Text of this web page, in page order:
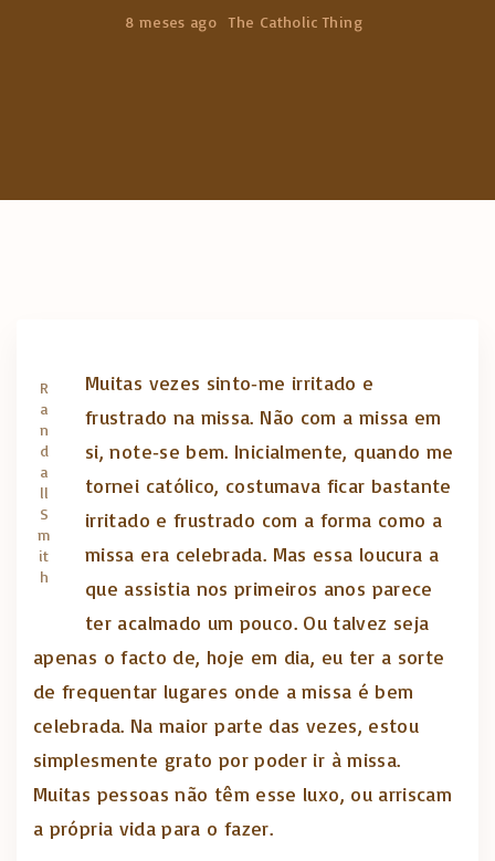
8 meses ago The Catholic Thing
R
a
n
d
a
ll
S
m
it
h
Muitas vezes sinto‑me irritado e
frustrado na missa. Não com a missa em
si, note‑se bem. Inicialmente, quando me
tornei católico, costumava ficar bastante
irritado e frustrado com a forma como a
missa era celebrada. Mas essa loucura a
que assistia nos primeiros anos parece
ter acalmado um pouco. Ou talvez seja
apenas o facto de, hoje em dia, eu ter a sorte
de frequentar lugares onde a missa é bem
celebrada. Na maior parte das vezes, estou
simplesmente grato por poder ir à missa.
Muitas pessoas não têm esse luxo, ou arriscam
a própria vida para o fazer.